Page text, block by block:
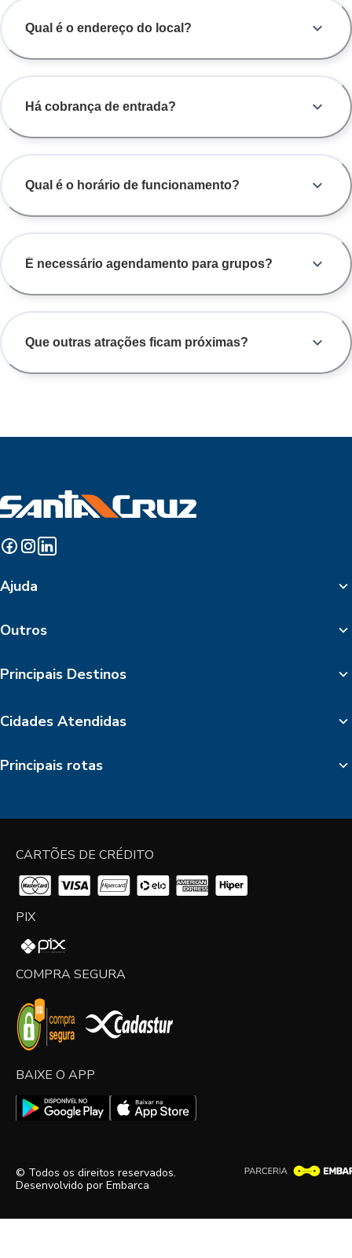
Qual é o endereço do local?
Há cobrança de entrada?
Qual é o horário de funcionamento?
É necessário agendamento para grupos?
Que outras atrações ficam próximas?
Ajuda
Outros
Principais Destinos
Cidades Atendidas
Principais rotas
CARTÕES DE CRÉDITO
PIX
COMPRA SEGURA
BAIXE O APP
© Todos os direitos reservados.
Desenvolvido por Embarca